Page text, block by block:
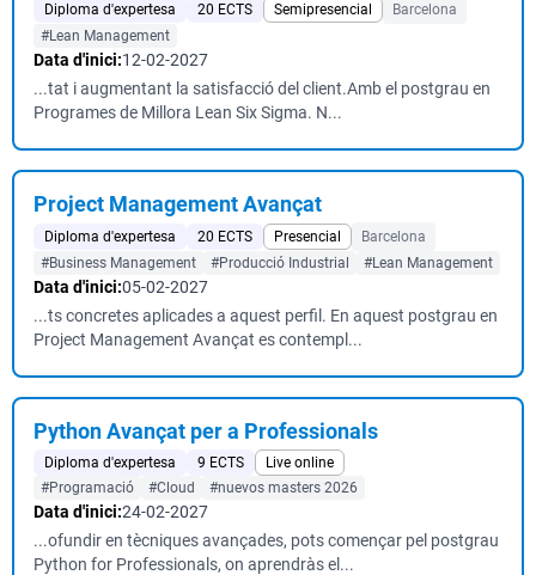
Diploma d'expertesa 20 ECTS Semipresencial
Barcelona
#Lean Management
Data d'inici:12-02-2027
...tat i augmentant la satisfacció del client.Amb el postgrau en
Programes de Millora Lean Six Sigma. N...
Project Management Avançat
Diploma d'expertesa 20 ECTS Presencial
Barcelona
#Business Management
#Producció Industrial #Lean Management
Data d'inici:05-02-2027
...ts concretes aplicades a aquest perfil. En aquest postgrau en
Project Management Avançat es contempl...
Python Avançat per a Professionals
Diploma d'expertesa 9 ECTS
Live online
#Programació
#Cloud #nuevos masters 2026
Data d'inici:24-02-2027
...ofundir en tècniques avançades, pots començar pel postgrau
Python for Professionals, on aprendràs el...